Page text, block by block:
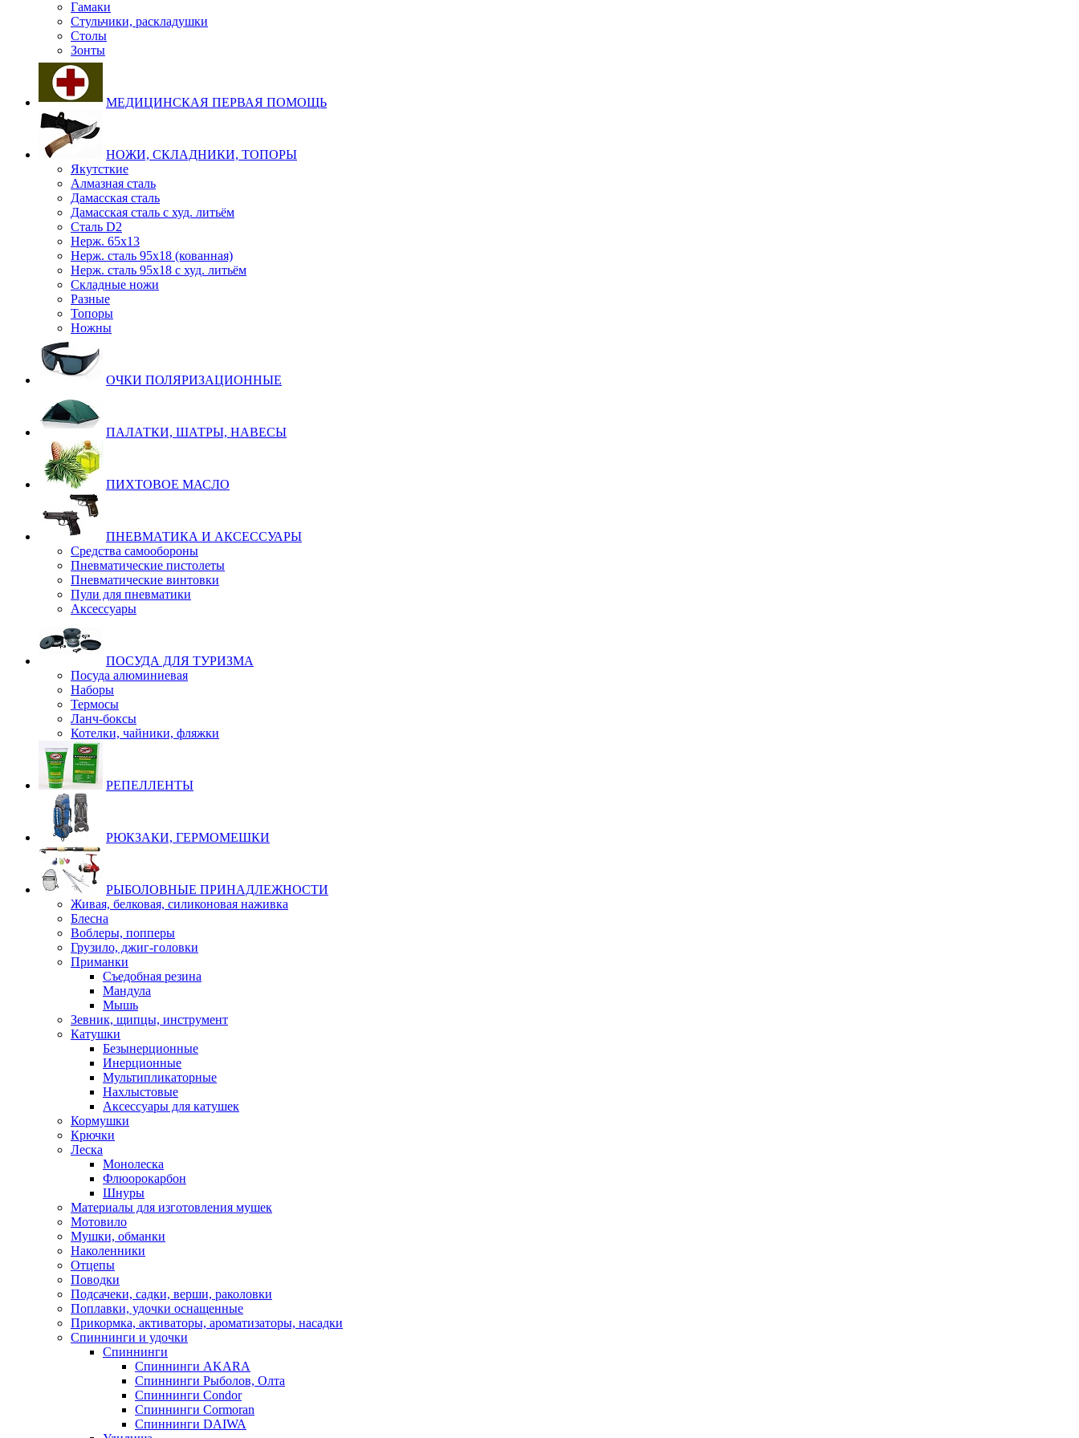
Гамаки
Стульчики, раскладушки
Столы
Зонты
МЕДИЦИНСКАЯ ПЕРВАЯ ПОМОЩЬ
НОЖИ, СКЛАДНИКИ, ТОПОРЫ
Якутсткие
Алмазная сталь
Дамасская сталь
Дамасская сталь с худ. литьём
Сталь D2
Нерж. 65х13
Нерж. сталь 95х18 (кованная)
Нерж. сталь 95х18 с худ. литьём
Складные ножи
Разные
Топоры
Ножны
ОЧКИ ПОЛЯРИЗАЦИОННЫЕ
ПАЛАТКИ, ШАТРЫ, НАВЕСЫ
ПИХТОВОЕ МАСЛО
ПНЕВМАТИКА И АКСЕССУАРЫ
Средства самообороны
Пневматические пистолеты
Пневматические винтовки
Пули для пневматики
Аксессуары
ПОСУДА ДЛЯ ТУРИЗМА
Посуда алюминиевая
Наборы
Термосы
Ланч-боксы
Котелки, чайники, фляжки
РЕПЕЛЛЕНТЫ
РЮКЗАКИ, ГЕРМОМЕШКИ
РЫБОЛОВНЫЕ ПРИНАДЛЕЖНОСТИ
Живая, белковая, силиконовая наживка
Блесна
Воблеры, попперы
Грузило, джиг-головки
Приманки
Съедобная резина
Мандула
Мышь
Зевник, щипцы, инструмент
Катушки
Безынерционные
Инерционные
Мультипликаторные
Нахлыстовые
Аксессуары для катушек
Кормушки
Крючки
Леска
Монолеска
Флюорокарбон
Шнуры
Материалы для изготовления мушек
Мотовило
Мушки, обманки
Наколенники
Отцепы
Поводки
Подсачеки, садки, верши, раколовки
Поплавки, удочки оснащенные
Прикормка, активаторы, ароматизаторы, насадки
Спиннинги и удочки
Спиннинги
Спиннинги AKARA
Спиннинги Рыболов, Олта
Спиннинги Condor
Спиннинги Cormoran
Спиннинги DAIWA